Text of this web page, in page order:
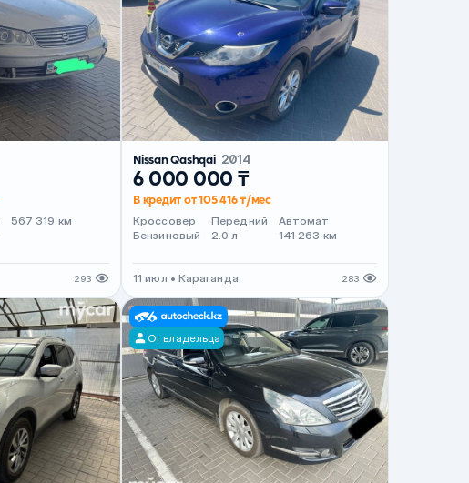
567 319 км
293
Nissan Qashqai 2014
6 000 000 ₸
В кредит от 105 416 ₸/мес
Кроссовер
Бензиновый
Передний
2.0 л
Автомат
141 263 км
11 июл • Караганда 283
От владельца